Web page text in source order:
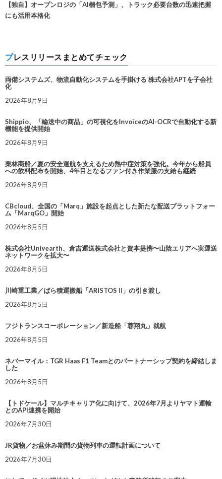
【独自】オープンロジの「AI梱包予測」、トラック必要台数の迅速把握
にも活用本格化
プレスリリースまとめてチェック
両備システムズ、物流自動化システムを手掛ける 株式会社APTを子会社
化
2026年8月9日
Shippio、「輸送中の商品」の可視化をInvoiceのAI-OCRで自動化する新
機能を提供開始
2026年8月9日
栗林商船／夏の安全運航を支えるため熱中症対策を強化。今年から船員
への飲料配布を開始、4年目となるファン付き作業服の支給も継続
2026年8月9日
CBcloud、全国の「Marq」施設を起点とした新たな配送プラットフォー
ム「MarqGO」開始
2026年8月5日
株式会社Univearth、倉吉運送株式会社と資本提携〜山陰エリアへ実運送
ネットワークを拡大〜
2026年8月5日
川崎重工業／ばら積運搬船「ARISTOS II」の引き渡し
2026年8月5日
フジトランスコーポレーション／新造船「蓉翔丸」就航
2026年8月5日
ネバーマイル：TGR Haas F1 Teamとのパートナーシップ契約を締結しま
した
2026年8月5日
【トドケール】マルチキャリア化に向けて、2026年7月よりヤマト運輸
とのAPI連携を開始
2026年7月30日
JR貨物／お盆休み期間の貨物列車の運転計画について
2026年7月30日